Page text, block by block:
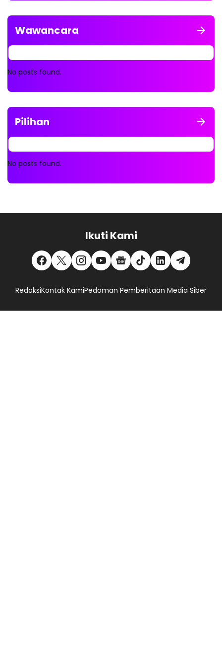
Wawancara
No posts found.
Pilihan
No posts found.
Ikuti Kami
RedaksiKontak KamiPedoman Pemberitaan Media Siber